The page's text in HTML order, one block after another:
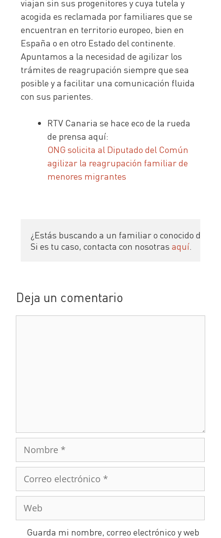
viajan sin sus progenitores y cuya tutela y
acogida es reclamada por familiares que se
encuentran en territorio europeo, bien en
España o en otro Estado del continente.
Apuntamos a la necesidad de agilizar los
trámites de reagrupación siempre que sea
posible y a facilitar una comunicación fluida
con sus parientes.
RTV Canaria se hace eco de la rueda
de prensa aquí:
ONG solicita al Diputado del Común
agilizar la reagrupación familiar de
menores migrantes
¿Estás buscando a un familiar o conocido
Si es tu caso, contacta con nosotras aquí
Deja un comentario
Guarda mi nombre, correo electrónico y web